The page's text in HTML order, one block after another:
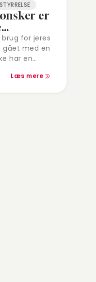
er
brug for jeres
med en
har en
Læs mere